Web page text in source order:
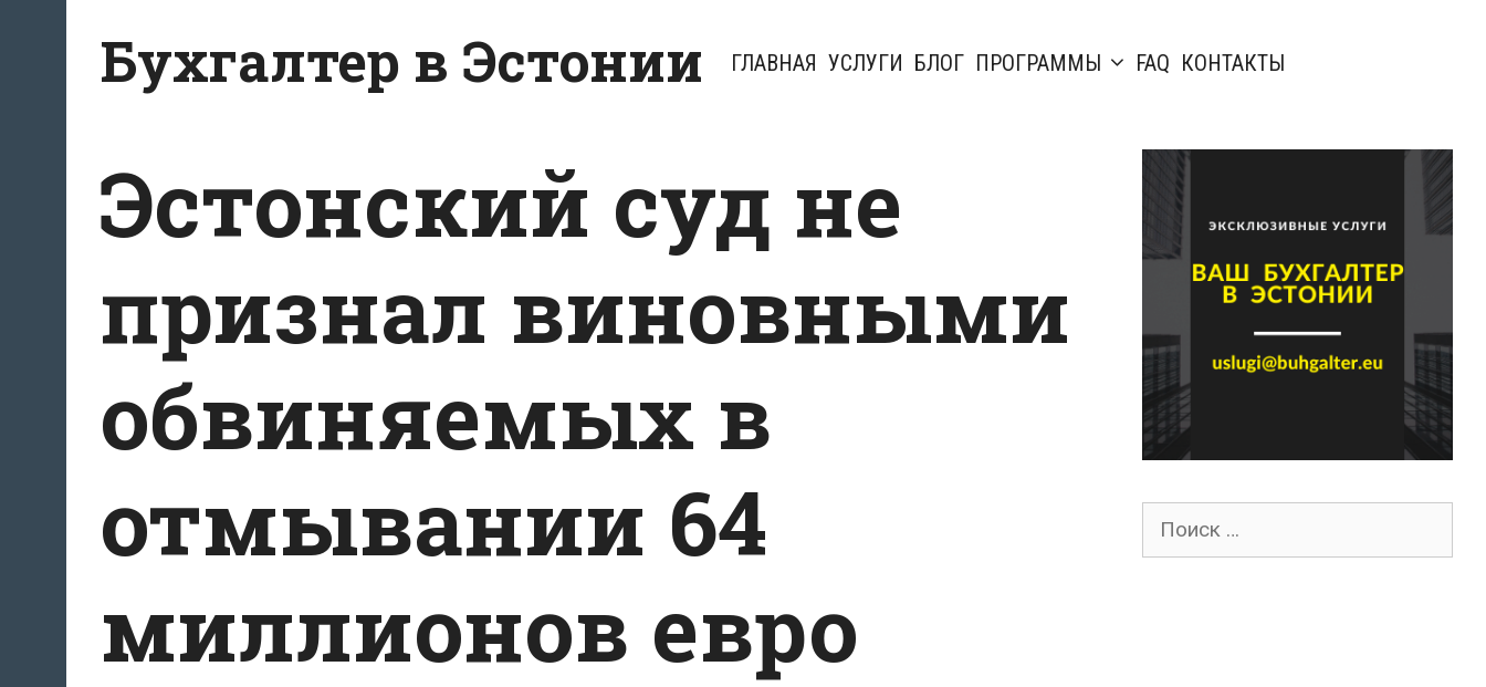
содержанию
Бухгалтер в Эстонии ГЛАВНАЯ УСЛУГИ БЛОГ ПРОГРАММЫ FAQ КОНТАКТЫ
Эстонский суд не
признал виновными
обвиняемых в
отмывании 64
миллионов евро
Поиск